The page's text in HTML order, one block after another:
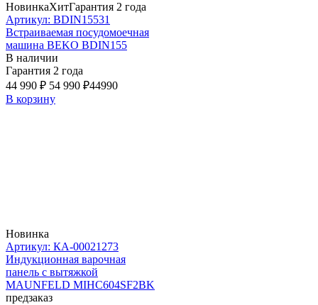
НовинкаХитГарантия 2 года
Артикул: BDIN15531
Встраиваемая посудомоечная
машина BEKO BDIN155
В наличии
Гарантия 2 года
44 990 ₽ 54 990 ₽44990
В корзину
Новинка
Артикул: КА-00021273
Индукционная варочная
панель с вытяжкой
MAUNFELD MIHC604SF2BK
предзаказ